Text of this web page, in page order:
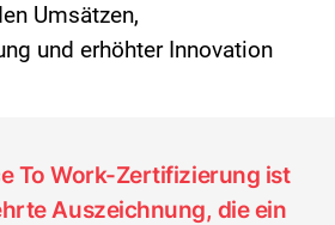
Umsätzen,
und erhöhter Innovation
To Work-Zertifizierung ist
Auszeichnung, die ein